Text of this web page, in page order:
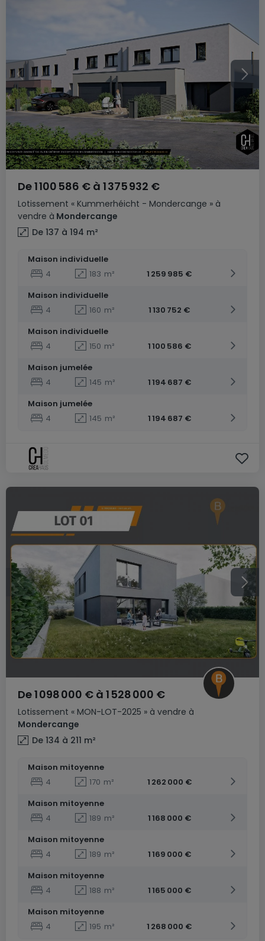
Lotissement « Kummerhéicht - Mondercange » à
vendre à Mondercange
De1 100 586 € à 1 375 932 €
De 137 à 194 m²
Maison individuelle
4
183 m²
1 259 985 €
Maison individuelle
4
160 m²
1 130 752 €
Maison individuelle
4
150 m²
1 100 586 €
Maison jumelée
4
145 m²
1 194 687 €
Maison jumelée
4
145 m² 1 194 687 €
Lotissement « MON-LOT-2025 » à vendre à
Mondercange
De1 098 000 € à 1 528 000 €
De 134 à 211 m²
Maison mitoyenne
4
170 m²
1 262 000 €
Maison mitoyenne
4
189 m²
1 168 000 €
Maison mitoyenne
4
189 m²
1 169 000 €
Maison mitoyenne
4
188 m²
1 165 000 €
Maison mitoyenne
4
195 m² 1 268 000 €